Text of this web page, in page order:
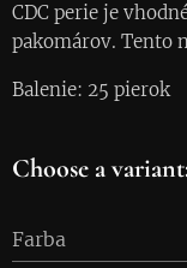
CDC perie je
pakomárov. Tento
Balenie: 25 pierok
Choose a
Farba